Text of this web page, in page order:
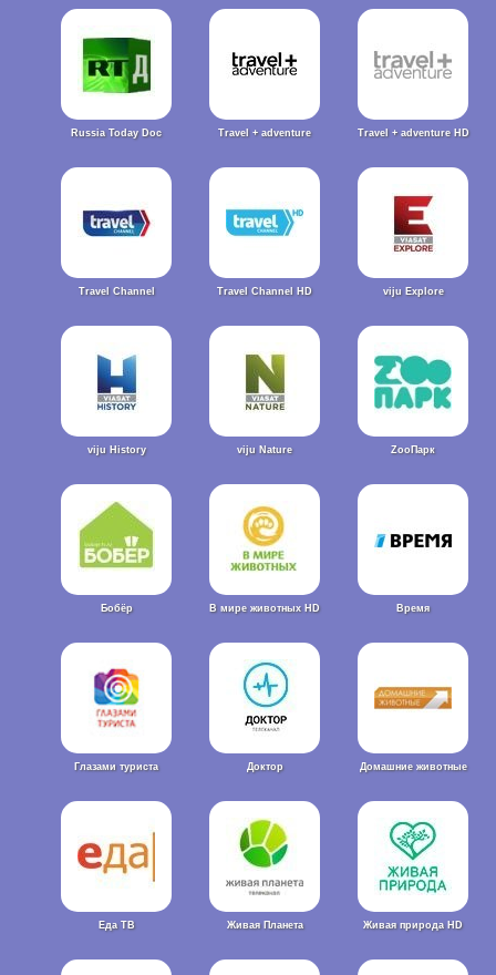
Russia Today Doc Travel + adventure Travel + adventure HD
Travel Channel Travel Channel HD viju Explore
viju History viju Nature ZooПарк
Бобёр В мире животных HD Время
Глазами туриста Доктор Домашние животные
Еда ТВ Живая Планета Живая природа HD